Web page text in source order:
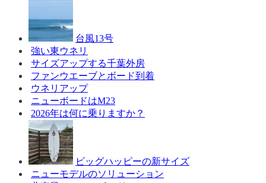
台風13号
強い東ウネリ
サイズアップする千葉外房
ファンウエーブとボード到着
ウネリアップ
ニューボードはM23
2026年は何に乗りますか？
ビッグハッピーの新サイズ
ニューモデルのソリューション